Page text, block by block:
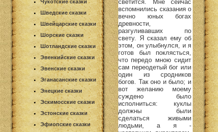
Чукотские сказки
Шведские сказки
Швейцарские сказки
Шорские сказки
Шотландские сказки
Эвенкийские сказки
Эвенские сказки
Эганасанские сказки
Энецкие сказки
Эскимосские сказки
Эстонские сказки
Эфиопские сказки
светится. Мне сейчас
вспомнились сказания о
вечно юных богах
древности,
разгуливавших по
свету. Я сказал ему об
этом, он улыбнулся, и я
готов был поклясться,
что передо мною сидит
сам переодетый бог или
один из сродников
богов. Так оно и было; и
вот желанию моему
суждено было
исполниться: куклы
должны были
сделаться живыми
людьми, а я -